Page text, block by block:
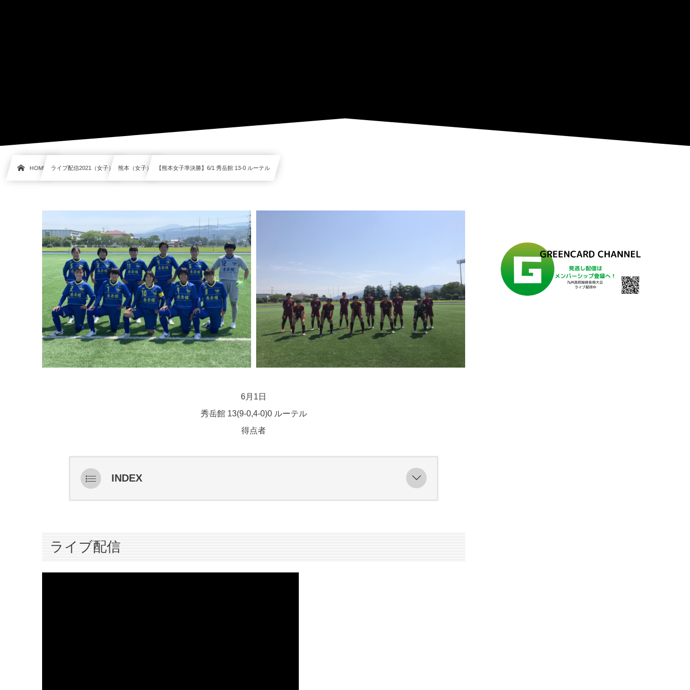
HOME ライブ配信2021（女子） 熊本（女子） 【熊本女子準決勝】6/1 秀岳館 13-0 ルーテル
6月1日
秀岳館 13(9-0,4-0)0 ルーテル
得点者
INDEX
ライブ配信
ハイライト
インタビュー
ライブ配信